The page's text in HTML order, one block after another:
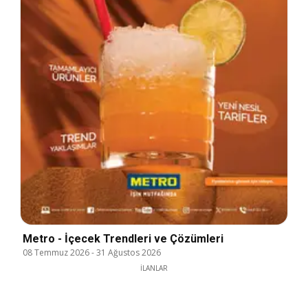
Metro - İçecek Trendleri ve Çözümleri
08 Temmuz 2026-31 Ağustos 2026
İLANLAR